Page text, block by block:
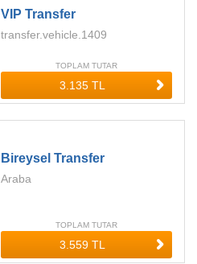
VIP Transfer
transfer.vehicle.1409
TOPLAM TUTAR
Bireysel Transfer
Araba
TOPLAM TUTAR